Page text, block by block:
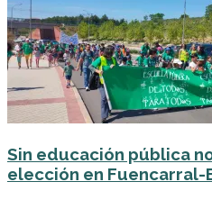
Sin educación pública
elección en Fuencarral-